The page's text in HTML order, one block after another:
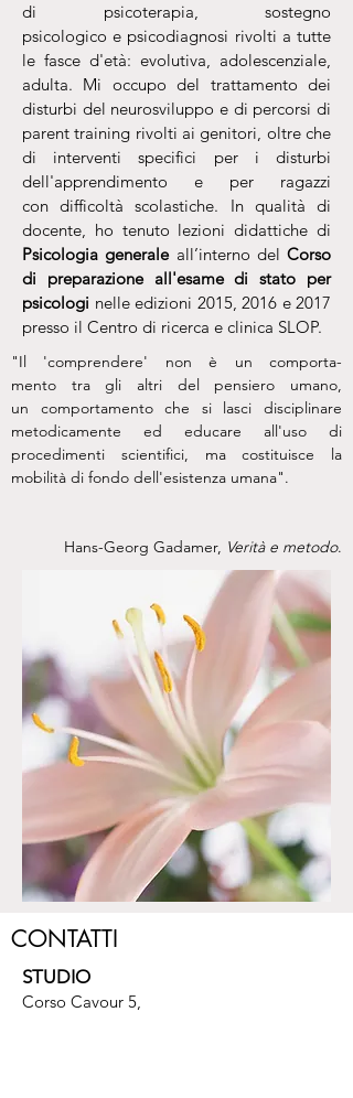
di psicoterapia, sostegno
psicologico e psicodiagnosi rivolti a tutte
le fasce d'età: evolutiva, adolescenziale,
adulta. Mi occupo del trattamento dei
disturbi del neurosviluppo e di percorsi di
parent training rivolti ai genitori, oltre che
di interventi specifici per i disturbi
dell'apprendimento e per ragazzi
con difficoltà scolastiche. In qualità di
docente, ho tenuto lezioni didattiche di
Psicologia generaleall’interno del Corso
di preparazione all'esame di stato per
psicologi nelle edizioni 2015, 2016 e 2017
presso il Centro di ricerca e clinica SLOP.
"Il 'comprendere' non è uncomporta-
mento tra gli altri del pensiero umano,
un comportamentoche si lasci disciplinare
metodicamente ed educare all'uso di
procedimenti scientifici, ma costituisce la
mobilità di fondo dell'esistenza umana".
Hans-Georg Gadamer, Verità e metodo.
CONTATTI
STUDIO
Corso Cavour 5,